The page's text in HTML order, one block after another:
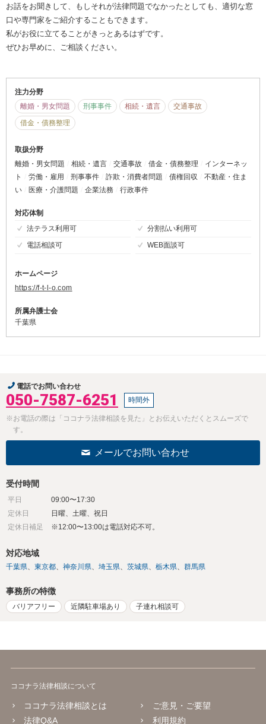
お話をお聞きして、もしそれが法律問題でなかったとしても、適切な窓
口や専門家をご紹介することもできます。
私がお役に立てることがきっとあるはずです。
ぜひお早めに、ご相談ください。
注力分野
離婚・男女問題
刑事事件 相続・遺言
交通事故
借金・債務整理
取扱分野
離婚・男女問題
相続・遺言 交通事故 借金・債務整理
インターネッ
ト
労働・雇用 刑事事件 詐欺・消費者問題 債権回収
不動産・住ま
い
医療・介護問題 企業法務 行政事件
対応体制
法テラス利用可
分割払い利用可
電話相談可
WEB面談可
ホームページ
https://f-t-l-o.com
所属弁護士会
千葉県
電話でお問い合わせ
050-7587-6251 時間外
※お電話の際は「ココナラ法律相談を見た」とお伝えいただくとスムーズで
す。
メールでお問い合わせ
受付時間
平日
09:00〜17:30
定休日
日曜、土曜、祝日
定休日補足
※12:00〜13:00は電話対応不可。
対応地域
千葉県 東京都 神奈川県 埼玉県 茨城県 栃木県 群馬県
事務所の特徴
バリアフリー 近隣駐車場あり 子連れ相談可
ココナラ法律相談について
ココナラ法律相談とは
法律Q&A
ご意見・ご要望
利用規約